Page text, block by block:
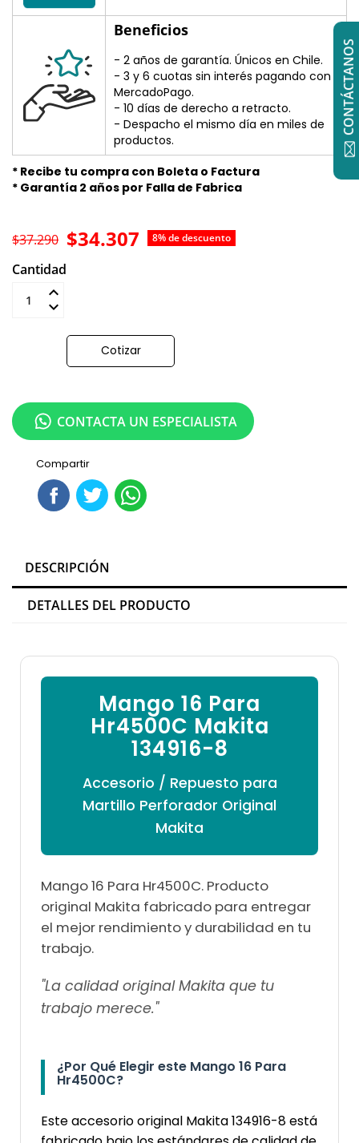
Beneficios
- 2 años de garantía. Únicos en Chile.
- 3 y 6 cuotas sin interés pagando con
MercadoPago.
- 10 días de derecho a retracto.
- Despacho el mismo día en miles de
productos.
* Recibe tu compra con Boleta o Factura
* Garantía 2 años por Falla de Fabrica
$34.307 8% de descuento
$37.290
Cantidad
Cotizar
Compartir
CONTACTA UN ESPECIALISTA
DESCRIPCIÓN
DETALLES DEL PRODUCTO
Mango 16 Para
Hr4500C Makita
134916-8
Accesorio / Repuesto para
Martillo Perforador Original
Makita
Mango 16 Para Hr4500C. Producto
original Makita fabricado para entregar
el mejor rendimiento y durabilidad en tu
trabajo.
"La calidad original Makita que tu
trabajo merece."
¿Por Qué Elegir este Mango 16 Para
Hr4500C?
Este accesorio original Makita 134916-8 está
CONTÁCTANOS